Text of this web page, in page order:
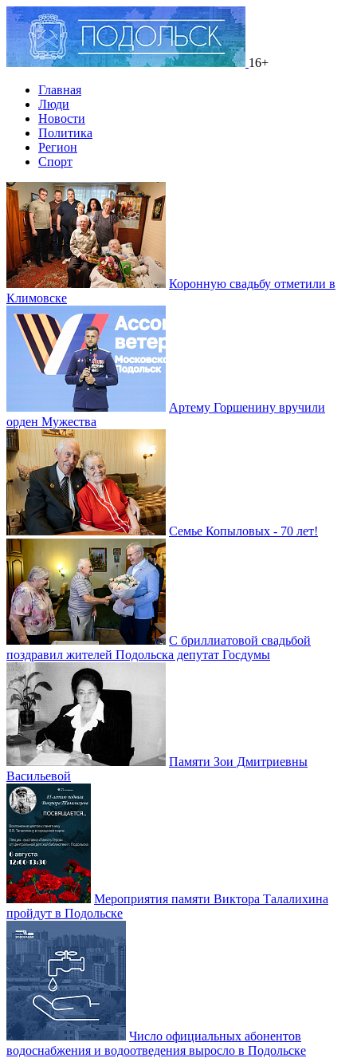
16+
Главная
Люди
Новости
Политика
Регион
Спорт
Коронную свадьбу отметили в
Климовске
Артему Горшенину вручили
орден Мужества
Семье Копыловых - 70 лет!
С бриллиатовой свадьбой
поздравил жителей Подольска депутат Госдумы
Памяти Зои Дмитриевны
Васильевой
Мероприятия памяти Виктора Талалихина
пройдут в Подольске
Число официальных абонентов
водоснабжения и водоотведения выросло в Подольске